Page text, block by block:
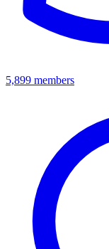
5,899 members